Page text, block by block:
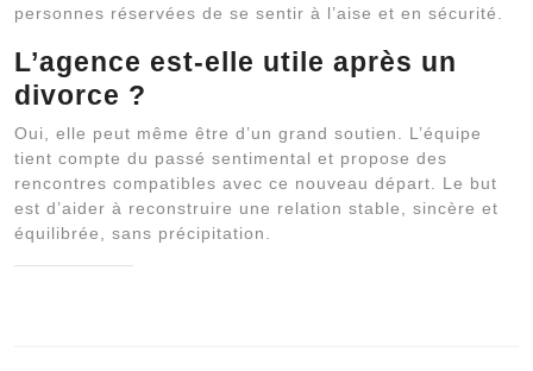
personnes réservées de se sentir à l’aise et en sécurité.
L’agence est-elle utile après un
divorce ?
Oui, elle peut même être d’un grand soutien. L’équipe
tient compte du passé sentimental et propose des
rencontres compatibles avec ce nouveau départ. Le but
est d’aider à reconstruire une relation stable, sincère et
équilibrée, sans précipitation.